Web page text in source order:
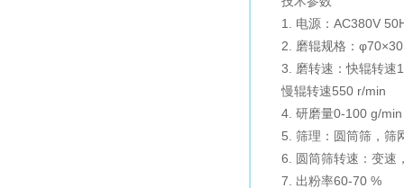
1. 电源：AC380V
2. 磨辊规格：φ70×30
3. 磨转速：快辊转速
慢辊转速550 r/min
4. 研磨量0-100 g/min
5. 筛理：圆筒筛，筛
6. 圆筒筛转速：变速
7. 出粉率60-70 %